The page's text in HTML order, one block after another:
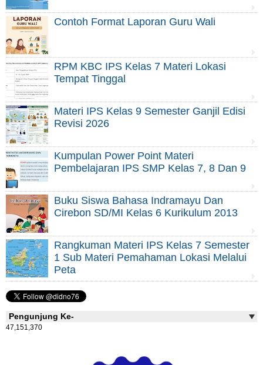
Contoh Format Laporan Guru Wali
RPM KBC IPS Kelas 7 Materi Lokasi
Tempat Tinggal
Materi IPS Kelas 9 Semester Ganjil Edisi
Revisi 2026
Kumpulan Power Point Materi
Pembelajaran IPS SMP Kelas 7, 8 Dan 9
Buku Siswa Bahasa Indramayu Dan
Cirebon SD/MI Kelas 6 Kurikulum 2013
Rangkuman Materi IPS Kelas 7 Semester
1 Sub Materi Pemahaman Lokasi Melalui
Peta
Pengunjung Ke-
47,151,370